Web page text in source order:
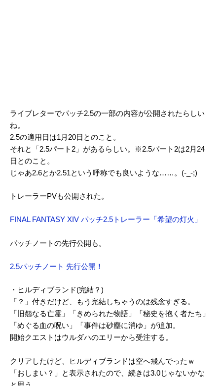
ライブレターでパッチ2.5の一部の内容が公開されたらしい
ね。
2.5の適用日は1月20日とのこと。
それと「2.5パート2」があるらしい。※2.5パート2は2月24
日とのこと。
じゃあ2.6とか2.51という呼称でも良いような……。(-_-;)
トレーラーPVも公開された。
FINAL FANTASY XIV パッチ2.5トレーラー「希望の灯火」
パッチノートの先行公開も。
2.5パッチノート 先行公開！
・ヒルディブランド(完結？)
「？」付きだけど、もう完結しちゃうのは残念すぎる。
「旧怨なる亡霊」「きめられた物語」「秘史を抱く者たち」
「めぐる血の呪い」「事件は砂塵に消ゆ」が追加。
開始クエストはウルダハのエリーから受注する。
クリアしたけど、ヒルディブランドは空へ飛んでったｗ
「おしまい？」と表示されたので、続きは3.0じゃないかな